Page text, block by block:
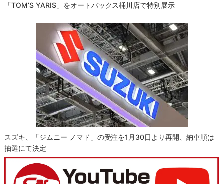
「TOM’S YARIS」をオートバックス桶川店で特別展示
スズキ、「ジムニー ノマド」の受注を1月30日より再開、納車順は
抽選にて決定